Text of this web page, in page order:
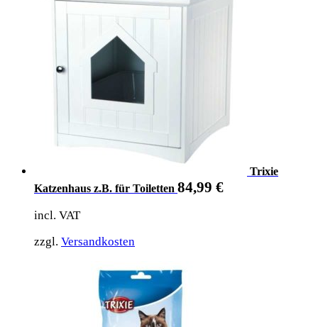
Trixie
Katzenhaus z.B. für Toiletten 84,99 €
incl. VAT
zzgl. Versandkosten